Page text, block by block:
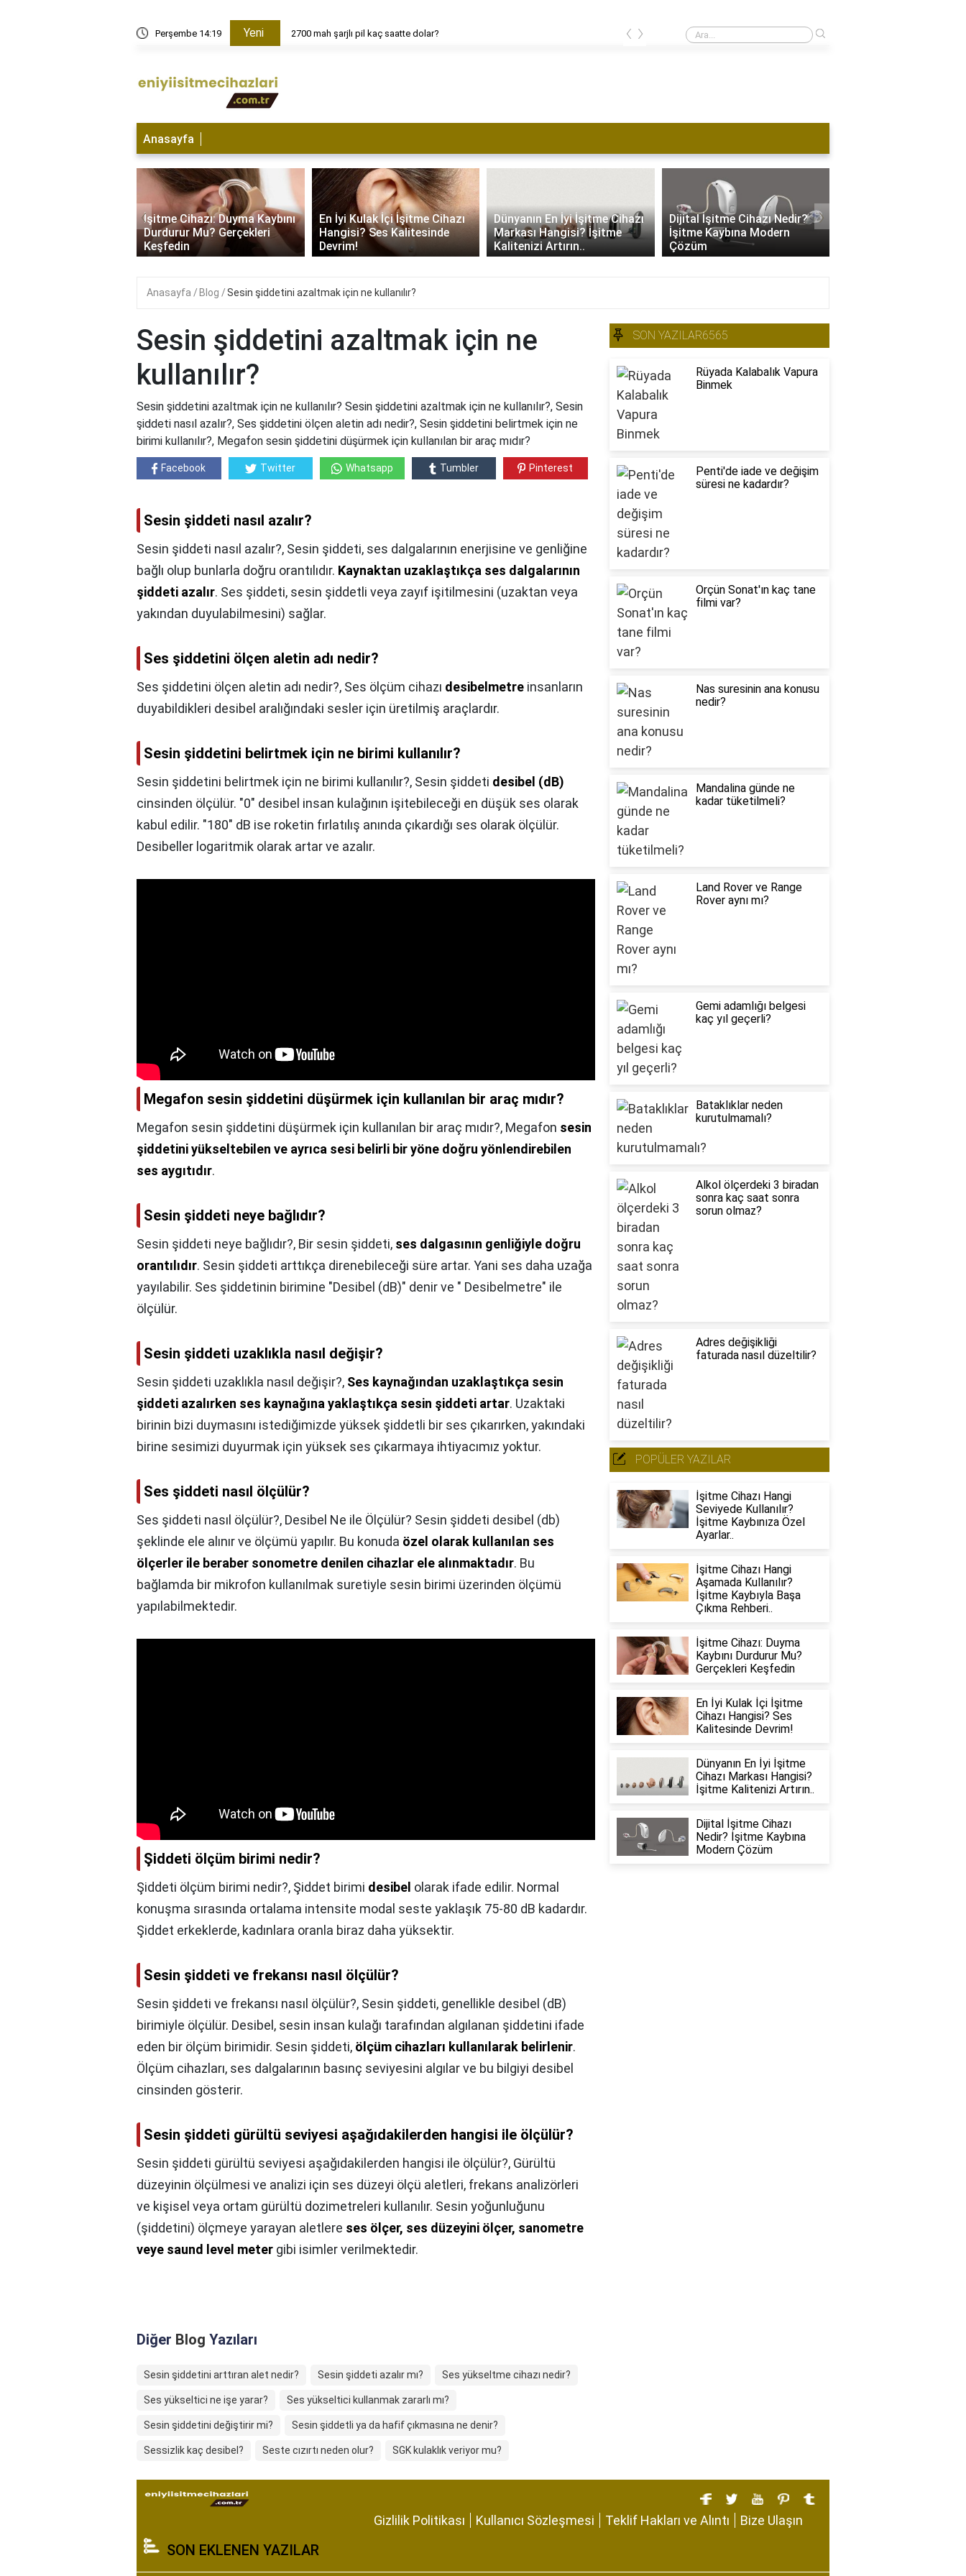
Perşembe 14:19 Yeni 2700 mah şarjlı pil kaç saatte dolar? 1 kulağı duymayan ehliyet alabilir mi?
‹ ›
Anasayfa
İşitme Cihazı: Duyma Kaybını
Durdurur Mu? Gerçekleri
Keşfedin
En İyi Kulak İçi İşitme Cihazı
Hangisi? Ses Kalitesinde
Devrim!
Dünyanın En İyi İşitme Cihazı
Markası Hangisi? İşitme
Kalitenizi Artırın..
Dijital İşitme Cihazı Nedir?
İşitme Kaybına Modern
Çözüm
‹ ›
Anasayfa Blog Sesin şiddetini azaltmak için ne kullanılır?
Sesin şiddetini azaltmak için ne
kullanılır?
Sesin şiddetini azaltmak için ne kullanılır? Sesin şiddetini azaltmak için ne kullanılır?, Sesin
şiddeti nasıl azalır?, Ses şiddetini ölçen aletin adı nedir?, Sesin şiddetini belirtmek için ne
birimi kullanılır?, Megafon sesin şiddetini düşürmek için kullanılan bir araç mıdır?
Facebook Twitter Whatsapp Tumbler Pinterest
Sesin şiddeti nasıl azalır?
Sesin şiddeti nasıl azalır?, Sesin şiddeti, ses dalgalarının enerjisine ve genliğine
bağlı olup bunlarla doğru orantılıdır. Kaynaktan uzaklaştıkça ses dalgalarının
şiddeti azalır. Ses şiddeti, sesin şiddetli veya zayıf işitilmesini (uzaktan veya
yakından duyulabilmesini) sağlar.
Ses şiddetini ölçen aletin adı nedir?
Ses şiddetini ölçen aletin adı nedir?, Ses ölçüm cihazı desibelmetre insanların
duyabildikleri desibel aralığındaki sesler için üretilmiş araçlardır.
Sesin şiddetini belirtmek için ne birimi kullanılır?
Sesin şiddetini belirtmek için ne birimi kullanılır?, Sesin şiddeti desibel (dB)
cinsinden ölçülür. "0″ desibel insan kulağının işitebileceği en düşük ses olarak
kabul edilir. "180″ dB ise roketin fırlatılış anında çıkardığı ses olarak ölçülür.
Desibeller logaritmik olarak artar ve azalır.
Megafon sesin şiddetini düşürmek için kullanılan bir araç mıdır?
Megafon sesin şiddetini düşürmek için kullanılan bir araç mıdır?, Megafon sesin
şiddetini yükseltebilen ve ayrıca sesi belirli bir yöne doğru yönlendirebilen
ses aygıtıdır.
Sesin şiddeti neye bağlıdır?
Sesin şiddeti neye bağlıdır?, Bir sesin şiddeti, ses dalgasının genliğiyle doğru
orantılıdır. Sesin şiddeti arttıkça direnebileceği süre artar. Yani ses daha uzağa
yayılabilir. Ses şiddetinin birimine "Desibel (dB)" denir ve " Desibelmetre" ile
ölçülür.
Sesin şiddeti uzaklıkla nasıl değişir?
Sesin şiddeti uzaklıkla nasıl değişir?, Ses kaynağından uzaklaştıkça sesin
şiddeti azalırken ses kaynağına yaklaştıkça sesin şiddeti artar. Uzaktaki
birinin bizi duymasını istediğimizde yüksek şiddetli bir ses çıkarırken, yakındaki
birine sesimizi duyurmak için yüksek ses çıkarmaya ihtiyacımız yoktur.
Ses şiddeti nasıl ölçülür?
Ses şiddeti nasıl ölçülür?, Desibel Ne ile Ölçülür? Sesin şiddeti desibel (db)
şeklinde ele alınır ve ölçümü yapılır. Bu konuda özel olarak kullanılan ses
ölçerler ile beraber sonometre denilen cihazlar ele alınmaktadır. Bu
bağlamda bir mikrofon kullanılmak suretiyle sesin birimi üzerinden ölçümü
yapılabilmektedir.
Şiddeti ölçüm birimi nedir?
Şiddeti ölçüm birimi nedir?, Şiddet birimi desibel olarak ifade edilir. Normal
konuşma sırasında ortalama intensite modal seste yaklaşık 75-80 dB kadardır.
Şiddet erkeklerde, kadınlara oranla biraz daha yüksektir.
Sesin şiddeti ve frekansı nasıl ölçülür?
Sesin şiddeti ve frekansı nasıl ölçülür?, Sesin şiddeti, genellikle desibel (dB)
birimiyle ölçülür. Desibel, sesin insan kulağı tarafından algılanan şiddetini ifade
eden bir ölçüm birimidir. Sesin şiddeti, ölçüm cihazları kullanılarak belirlenir.
Ölçüm cihazları, ses dalgalarının basınç seviyesini algılar ve bu bilgiyi desibel
cinsinden gösterir.
Sesin şiddeti gürültü seviyesi aşağıdakilerden hangisi ile ölçülür?
Sesin şiddeti gürültü seviyesi aşağıdakilerden hangisi ile ölçülür?, Gürültü
düzeyinin ölçülmesi ve analizi için ses düzeyi ölçü aletleri, frekans analizörleri
ve kişisel veya ortam gürültü dozimetreleri kullanılır. Sesin yoğunluğunu
(şiddetini) ölçmeye yarayan aletlere ses ölçer, ses düzeyini ölçer, sanometre
veye saund level meter gibi isimler verilmektedir.
Diğer Blog Yazıları
Sesin şiddetini arttıran alet nedir? Sesin şiddeti azalır mı? Ses yükseltme cihazı nedir?
Ses yükseltici ne işe yarar? Ses yükseltici kullanmak zararlı mı?
Sesin şiddetini değiştirir mi? Sesin şiddetli ya da hafif çıkmasına ne denir?
Sessizlik kaç desibel? Seste cızırtı neden olur? SGK kulaklık veriyor mu?
SON YAZILAR6565
Rüyada Kalabalık Vapura
Binmek
Penti'de iade ve değişim
süresi ne kadardır?
Orçün Sonat'ın kaç tane
filmi var?
Nas suresinin ana konusu
nedir?
Mandalina günde ne
kadar tüketilmeli?
Land Rover ve Range
Rover aynı mı?
Gemi adamlığı belgesi
kaç yıl geçerli?
Bataklıklar neden
kurutulmamalı?
Alkol ölçerdeki 3 biradan
sonra kaç saat sonra
sorun olmaz?
Adres değişikliği
faturada nasıl düzeltilir?
POPÜLER YAZILAR
İşitme Cihazı Hangi
Seviyede Kullanılır?
İşitme Kaybınıza Özel
Ayarlar..
İşitme Cihazı Hangi
Aşamada Kullanılır?
İşitme Kaybıyla Başa
Çıkma Rehberi..
İşitme Cihazı: Duyma
Kaybını Durdurur Mu?
Gerçekleri Keşfedin
En İyi Kulak İçi İşitme
Cihazı Hangisi? Ses
Kalitesinde Devrim!
Dünyanın En İyi İşitme
Cihazı Markası Hangisi?
İşitme Kalitenizi Artırın..
Dijital İşitme Cihazı
Nedir? İşitme Kaybına
Modern Çözüm
Gizlilik Politikası Kullanıcı Sözleşmesi Teklif Hakları ve Alıntı Bize Ulaşın
SON EKLENEN YAZILAR